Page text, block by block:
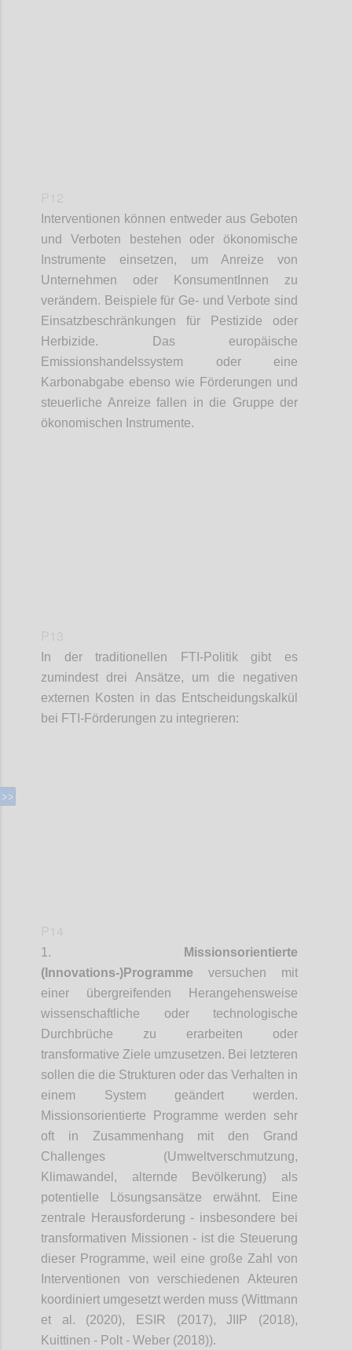
Interventionen können entweder aus Geboten
und Verboten bestehen oder ökonomische
Instrumente einsetzen, um Anreize von
Unternehmen oder KonsumentInnen zu
verändern. Beispiele für Ge- und Verbote sind
Einsatzbeschränkungen für Pestizide oder
Herbizide. Das europäische
Emissionshandelssystem oder eine
Karbonabgabe ebenso wie Förderungen und
steuerliche Anreize fallen in die Gruppe der
ökonomischen Instrumente.
In der traditionellen FTI-Politik gibt es
zumindest drei Ansätze, um die negativen
externen Kosten in das Entscheidungskalkül
bei FTI-Förderungen zu integrieren:
1.
Missionsorientierte
(Innovations-)Programme versuchen mit
einer übergreifenden Herangehensweise
wissenschaftliche oder technologische
Durchbrüche zu erarbeiten oder
transformative Ziele umzusetzen. Bei letzteren
sollen die die Strukturen oder das Verhalten in
einem System geändert werden.
Missionsorientierte
Programme werden sehr
oft in Zusammenhang mit den Grand
Challenges (Umweltverschmutzung,
Klimawandel, alternde Bevölkerung) als
potentielle Lösungsansätze erwähnt.
Eine
zentrale Herausforderung - insbesondere bei
transformativen Missionen - ist die Steuerung
dieser Programme, weil eine große Zahl von
Interventionen von verschiedenen Akteuren
koordiniert umgesetzt werden muss (Wittmann
et al. (2020), ESIR (2017), JIIP (2018),
Kuittinen - Polt - Weber (2018)).